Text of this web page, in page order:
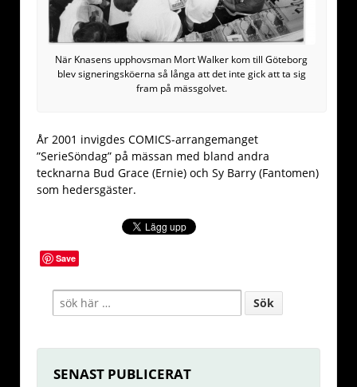
När Knasens upphovsman Mort Walker kom till Göteborg
blev signeringsköerna så långa att det inte gick att ta sig
fram på mässgolvet.
År 2001 invigdes COMICS-arrangemanget
”SerieSöndag” på mässan med bland andra
tecknarna Bud Grace (Ernie) och Sy Barry (Fantomen)
som hedersgäster.
Save
SENAST PUBLICERAT